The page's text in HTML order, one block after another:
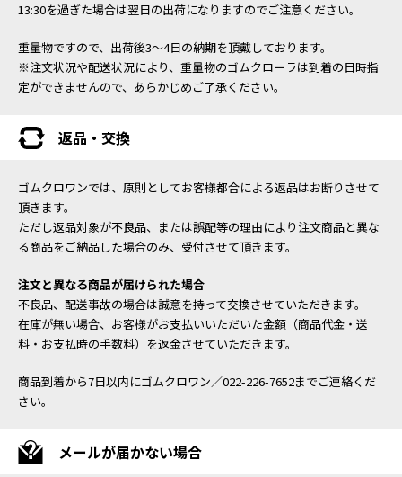
13:30を過ぎた場合は翌日の出荷になりますのでご注意ください。
重量物ですので、出荷後3～4日の納期を頂戴しております。
※注文状況や配送状況により、重量物のゴムクローラは到着の日時指
定ができませんので、あらかじめご了承ください。
返品・交換
ゴムクロワンでは、原則としてお客様都合による返品はお断りさせて
頂きます。
ただし返品対象が不良品、または誤配等の理由により注文商品と異な
る商品をご納品した場合のみ、受付させて頂きます。
注文と異なる商品が届けられた場合
不良品、配送事故の場合は誠意を持って交換させていただきます。
在庫が無い場合、お客様がお支払いいただいた金額（商品代金・送
料・お支払時の手数料）を返金させていただきます。
商品到着から7日以内にゴムクロワン／022-226-7652までご連絡くだ
さい。
メールが届かない場合